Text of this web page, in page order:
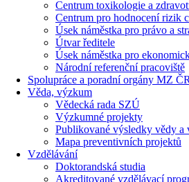
Centrum toxikologie a
Centrum pro hodnocení rizik
Úsek náměstka pro právo a
Útvar ředitele
Úsek náměstka pro
Národní referenční pracoviště
Spolupráce a poradní orgány MZ ČR
Věda, výzkum
Vědecká rada SZÚ
Výzkumné projekty
Publikované výsledky vědy
Mapa preventivních projektů
Vzdělávání
Doktorandská studia
Akreditované vzdělávací